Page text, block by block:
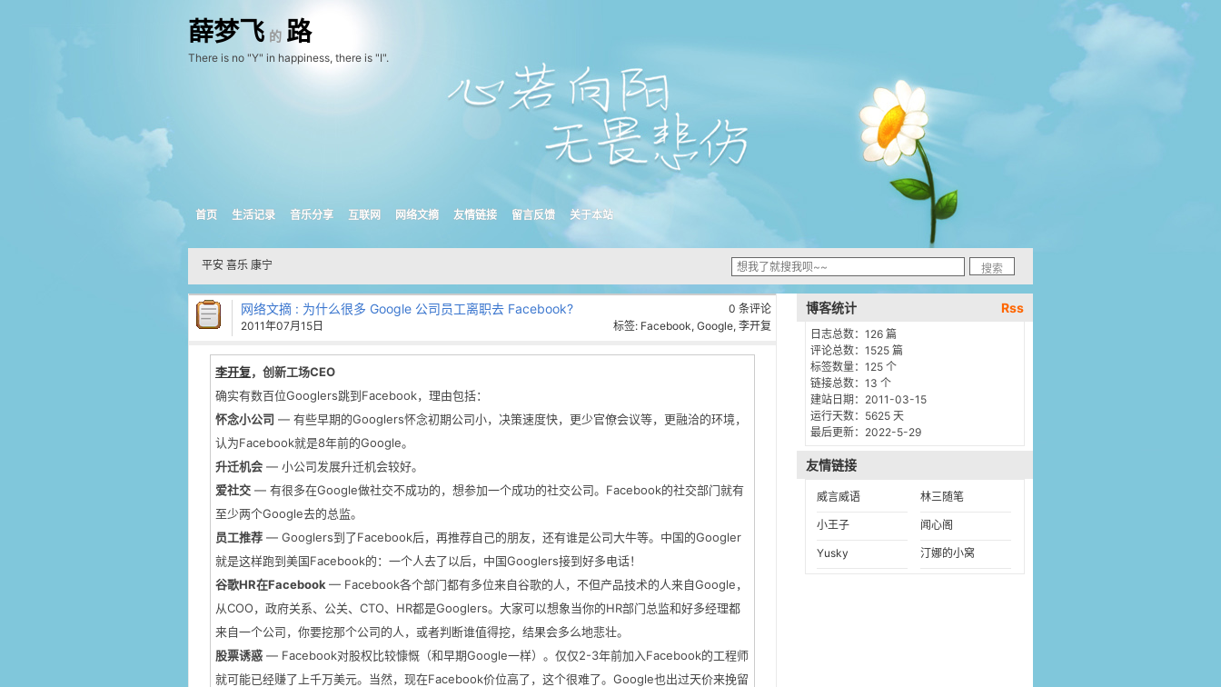
薛梦飞 的 路
There is no "Y" in happiness, there is "I".
首页 生活记录 音乐分享 互联网 网络文摘 友情链接 留言反馈 关于本站
平安 喜乐 康宁
网络文摘 : 为什么很多 Google 公司员工离职去 Facebook?
0 条评论
2011年07月15日
标签: Facebook, Google, 李开复
李开复，创新工场CEO
确实有数百位Googlers跳到Facebook，理由包括：
怀念小公司 — 有些早期的Googlers怀念初期公司小，决策速度快，更少官僚会议等，更融洽的环境，
认为Facebook就是8年前的Google。
升迁机会— 小公司发展升迁机会较好。
爱社交— 有很多在Google做社交不成功的，想参加一个成功的社交公司。Facebook的社交部门就有
至少两个Google去的总监。
员工推荐— Googlers到了Facebook后，再推荐自己的朋友，还有谁是公司大牛等。中国的Googler
就是这样跑到美国Facebook的：一个人去了以后，中国Googlers接到好多电话！
谷歌HR在Facebook — Facebook各个部门都有多位来自谷歌的人，不但产品技术的人来自Google，
从COO，政府关系、公关、CTO、HR都是Googlers。大家可以想象当你的HR部门总监和好多经理都
来自一个公司，你要挖那个公司的人，或者判断谁值得挖，结果会多么地悲壮。
股票诱惑— Facebook对股权比较慷慨（和早期Google一样）。仅仅2-3年前加入Facebook的工程师
就可能已经赚了上千万美元。当然，现在Facebook价位高了，这个很难了。Google也出过天价来挽留
博客统计 Rss
日志总数：126 篇
评论总数：1525 篇
标签数量：125 个
链接总数：13 个
建站日期：2011-03-15
运行天数：5625 天
最后更新：2022-5-29
友情链接
威言威语 林三随笔
小王子 闻心阁
Yusky 汀娜的小窝